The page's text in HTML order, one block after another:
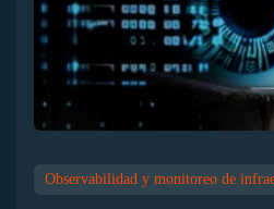
Observabilidad y monitoreo de